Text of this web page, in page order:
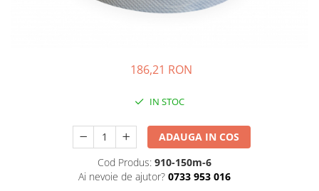
Seturi de scris Premium
Carioci si creioane colorate
Rezerve instrumente scris
Tavite documente si suporturi
186,21 RON
IN STOC
ADAUGA IN COS
Cod Produs: 910-150m-6
Ai nevoie de ajutor? 0733 953 016